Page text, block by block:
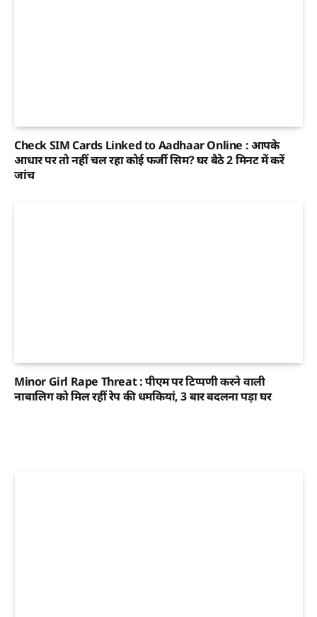
Check SIM Cards Linked to Aadhaar Online : आपके
आधार पर तो नहीं चल रहा कोई फर्जी सिम? घर बैठे 2 मिनट में करें
जांच
Minor Girl Rape Threat : पीएम पर टिप्पणी करने वाली
नाबालिग को मिल रहीं रेप की धमकियां, 3 बार बदलना पड़ा घर